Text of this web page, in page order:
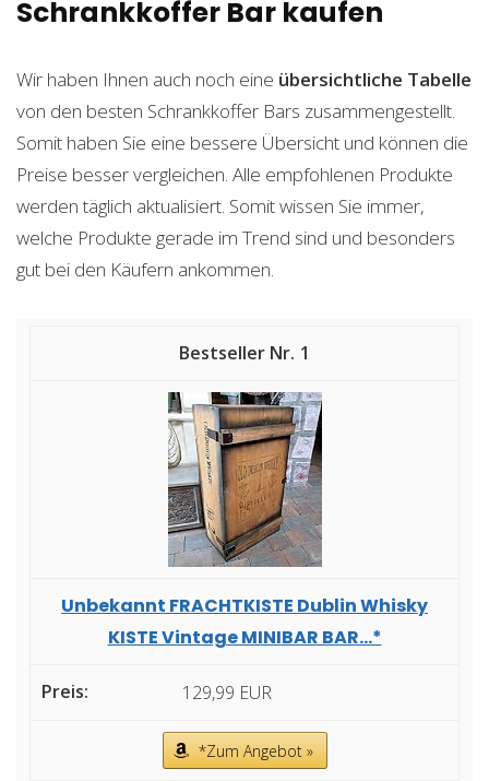
Schrankkoffer Bar kaufen
Wir haben Ihnen auch noch eine übersichtliche Tabelle
von den besten Schrankkoffer Bars zusammengestellt.
Somit haben Sie eine bessere Übersicht und können die
Preise besser vergleichen. Alle empfohlenen Produkte
werden täglich aktualisiert. Somit wissen Sie immer,
welche Produkte gerade im Trend sind und besonders
gut bei den Käufern ankommen.
1
Unbekannt FRACHTKISTE Dublin Whisky
KISTE Vintage MINIBAR BAR...*
129,99 EUR
*Zum Angebot »